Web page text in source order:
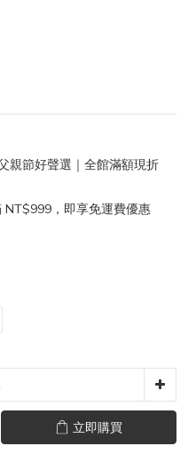
親節好聲選｜全館滿額現折
NT$999，即享免運費優惠
立即購買